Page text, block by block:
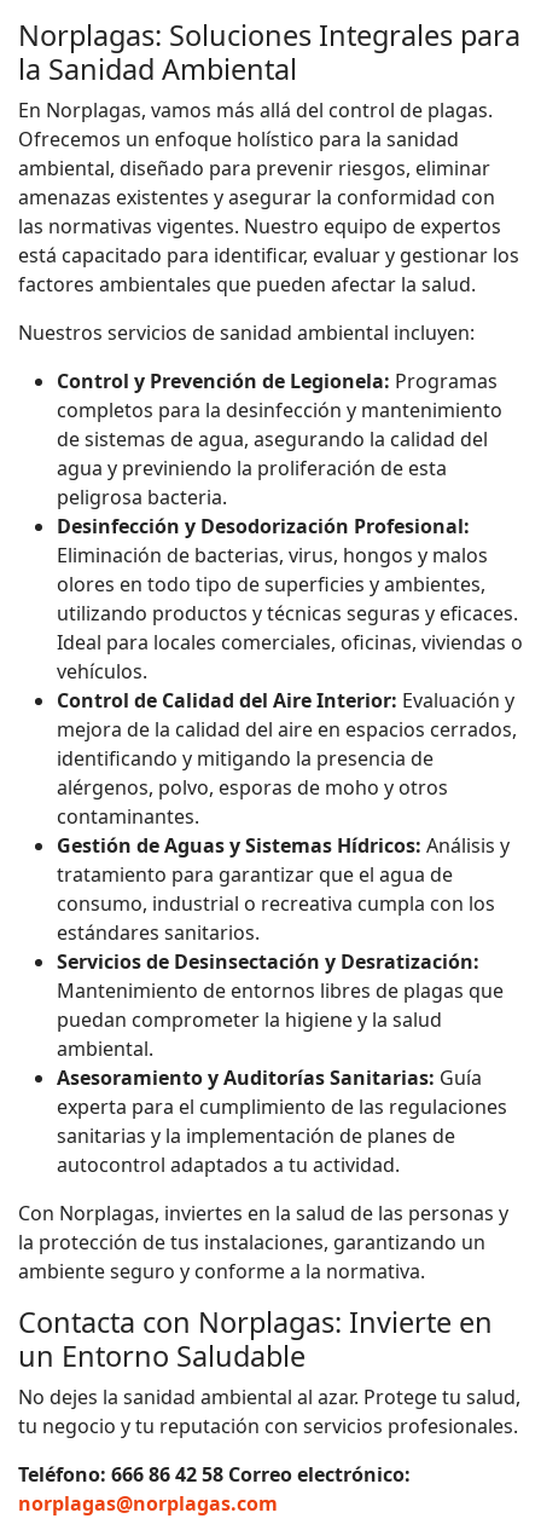
Norplagas: Soluciones Integrales para
la Sanidad Ambiental
En Norplagas, vamos más allá del control de plagas.
Ofrecemos un enfoque holístico para la sanidad
ambiental, diseñado para prevenir riesgos, eliminar
amenazas existentes y asegurar la conformidad con
las normativas vigentes. Nuestro equipo de expertos
está capacitado para identificar, evaluar y gestionar los
factores ambientales que pueden afectar la salud.
Nuestros servicios de sanidad ambiental incluyen:
Control y Prevención de Legionela: Programas
completos para la desinfección y mantenimiento
de sistemas de agua, asegurando la calidad del
agua y previniendo la proliferación de esta
peligrosa bacteria.
Desinfección y Desodorización Profesional:
Eliminación de bacterias, virus, hongos y malos
olores en todo tipo de superficies y ambientes,
utilizando productos y técnicas seguras y eficaces.
Ideal para locales comerciales, oficinas, viviendas o
vehículos.
Control de Calidad del Aire Interior: Evaluación y
mejora de la calidad del aire en espacios cerrados,
identificando y mitigando la presencia de
alérgenos, polvo, esporas de moho y otros
contaminantes.
Gestión de Aguas y Sistemas Hídricos: Análisis y
tratamiento para garantizar que el agua de
consumo, industrial o recreativa cumpla con los
estándares sanitarios.
Servicios de Desinsectación y Desratización:
Mantenimiento de entornos libres de plagas que
puedan comprometer la higiene y la salud
ambiental.
Asesoramiento y Auditorías Sanitarias: Guía
experta para el cumplimiento de las regulaciones
sanitarias y la implementación de planes de
autocontrol adaptados a tu actividad.
Con Norplagas, inviertes en la salud de las personas y
la protección de tus instalaciones, garantizando un
ambiente seguro y conforme a la normativa.
Contacta con Norplagas: Invierte en
un Entorno Saludable
No dejes la sanidad ambiental al azar. Protege tu salud,
tu negocio y tu reputación con servicios profesionales.
Teléfono: 666 86 42 58 Correo electrónico:
norplagas@norplagas.com